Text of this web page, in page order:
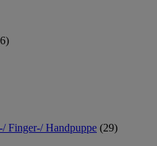
Finger-/ Handpuppe (29)